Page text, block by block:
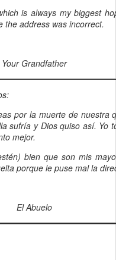
is always my biggest
the address was incorrect.
Your Grandfather
por la muerte de nuestra
sufría y Dios quiso así. Yo
mejor.
bien que son mis
porque le puse mal la
El Abuelo